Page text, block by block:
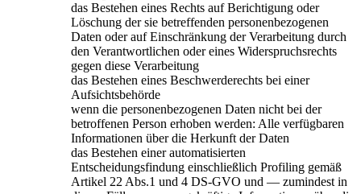
das Bestehen eines Rechts auf Berichtigung oder
Löschung der sie betreffenden personenbezogenen
Daten oder auf Einschränkung der Verarbeitung durch
den Verantwortlichen oder eines Widerspruchsrechts
gegen diese Verarbeitung
das Bestehen eines Beschwerderechts bei einer
Aufsichtsbehörde
wenn die personenbezogenen Daten nicht bei der
betroffenen Person erhoben werden: Alle verfügbaren
Informationen über die Herkunft der Daten
das Bestehen einer automatisierten
Entscheidungsfindung einschließlich Profiling gemäß
Artikel 22 Abs.1 und 4 DS-GVO und — zumindest in